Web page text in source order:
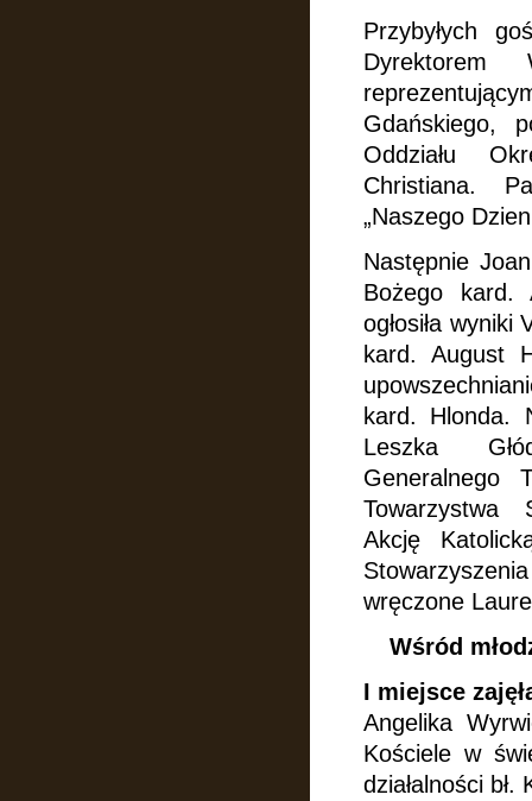
Przybyłych
Dyrektorem
Gdańskiego,
Oddziału
Christiana.
„Naszego
Następnie
Bożego
ogłosiła
kard. August
kard. Hlonda.
Leszka
Generalnego
Towarzystwa
Akcję
wręczone
Wśród
I miejsce
Angelika
Kościele w
działalności